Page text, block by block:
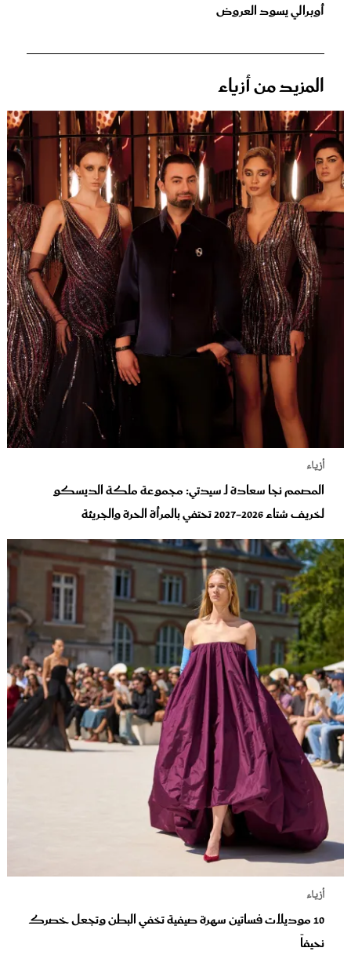
أوبرالي يسود العروض
المزيد من أزياء
أزياء
المصمم نجا سعادة لـ سيدتي: مجموعة ملكة الديسكو
لخريف شتاء 2026-2027 تحتفي بالمرأة الحرة والجريئة
أزياء
10 موديلات فساتين سهرة صيفية تخفي البطن وتجعل خصرك
نحيفاً